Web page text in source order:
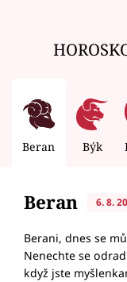
Beran Býk
Beran 6. 8.
Berani, dnes se
Nenechte se
když jste